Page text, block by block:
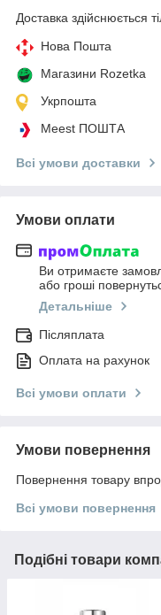
Доставка здійснюється
Нова Пошта
Магазини Rozetka
Укрпошта
Meest ПОШТА
Всі умови доставки
Умови оплати
Ви отримаєте
або гроші
Детальніше
Післяплата
Оплата на рахунок
Всі умови оплати
Умови повернення
Повернення товару
Всі умови повернення
Подібні товари